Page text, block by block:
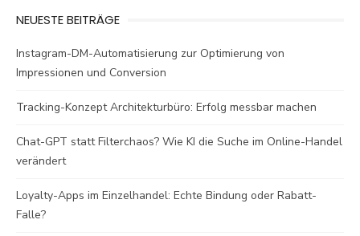
NEUESTE BEITRÄGE
Instagram-DM-Automatisierung zur Optimierung von
Impressionen und Conversion
Tracking-Konzept Architekturbüro: Erfolg messbar machen
Chat-GPT statt Filterchaos? Wie KI die Suche im Online-Handel
verändert
Loyalty-Apps im Einzelhandel: Echte Bindung oder Rabatt-
Falle?